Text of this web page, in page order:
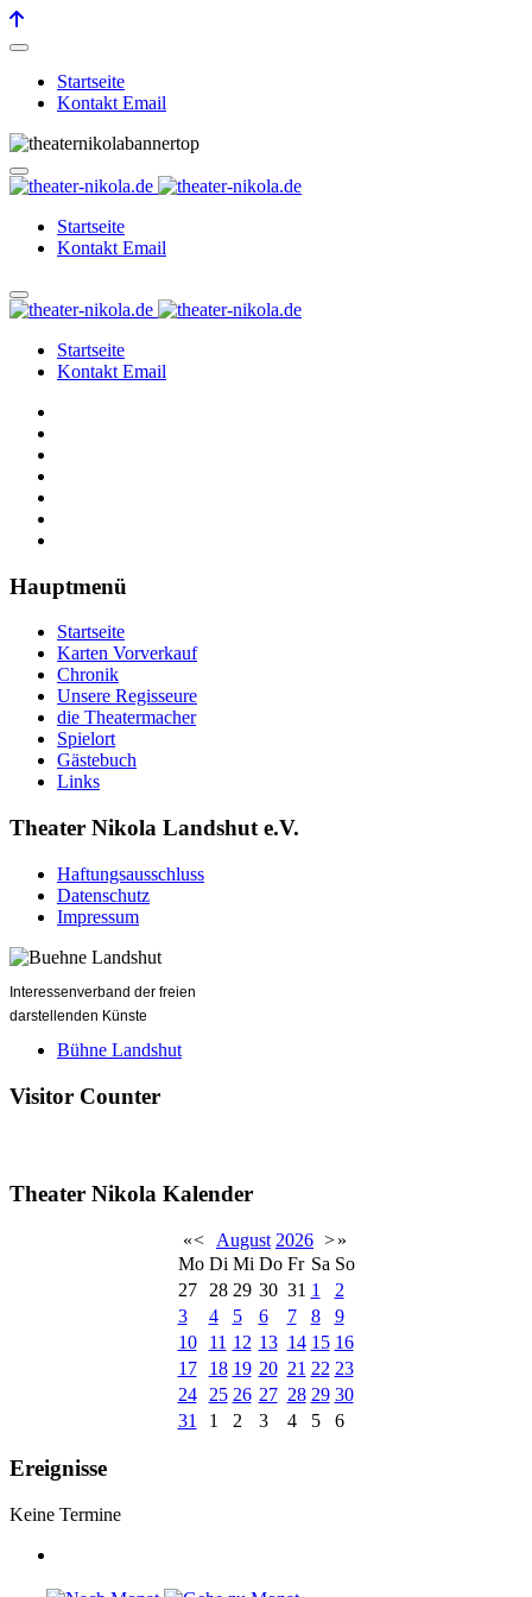
Startseite
Kontakt Email
Startseite
Kontakt Email
Startseite
Kontakt Email
Hauptmenü
Startseite
Karten Vorverkauf
Chronik
Unsere Regisseure
die Theatermacher
Spielort
Gästebuch
Links
Theater Nikola Landshut e.V.
Haftungsausschluss
Datenschutz
Impressum
Interessenverband der freien
darstellenden Künste
Bühne Landshut
Visitor Counter
Theater Nikola Kalender
«< August 2026 >»
Mo Di Mi Do Fr Sa So
27
28 29 30 31 1
2
3
4 5 6 7 8
9
10
11 12 13 14 15 16
17
18 19 20 21 22 23
24
25 26 27 28 29 30
31
1 2 3 4 5 6
Ereignisse
Keine Termine